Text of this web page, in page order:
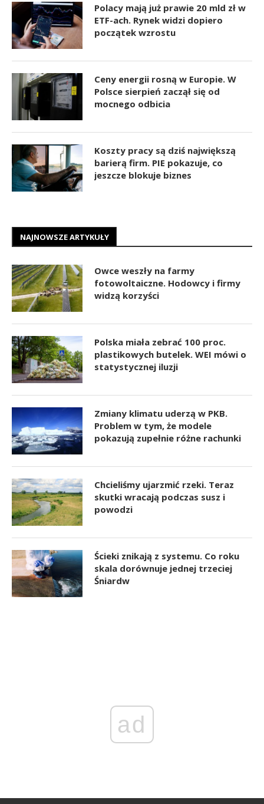
Polacy mają już prawie 20 mld zł w
ETF-ach. Rynek widzi dopiero
początek wzrostu
Ceny energii rosną w Europie. W
Polsce sierpień zaczął się od
mocnego odbicia
Koszty pracy są dziś największą
barierą firm. PIE pokazuje, co
jeszcze blokuje biznes
NAJNOWSZE ARTYKUŁY
Owce weszły na farmy
fotowoltaiczne. Hodowcy i firmy
widzą korzyści
Polska miała zebrać 100 proc.
plastikowych butelek. WEI mówi o
statystycznej iluzji
Zmiany klimatu uderzą w PKB.
Problem w tym, że modele
pokazują zupełnie różne rachunki
Chcieliśmy ujarzmić rzeki. Teraz
skutki wracają podczas susz i
powodzi
Ścieki znikają z systemu. Co roku
skala dorównuje jednej trzeciej
Śniardw
ad